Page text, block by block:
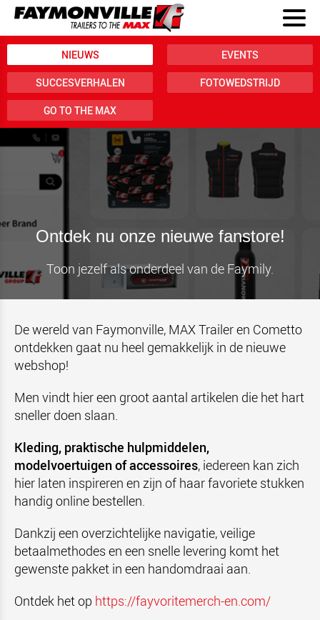
NIEUWS EVENTS
SUCCESVERHALEN FOTOWEDSTRIJD
GO TO THE MAX
Ontdek nu onze nieuwe fanstore!
Toon jezelf als onderdeel van de Faymily.
De wereld van Faymonville, MAX Trailer en Cometto
ontdekken gaat nu heel gemakkelijk in de nieuwe
webshop!
Men vindt hier een groot aantal artikelen die het hart
sneller doen slaan.
Kleding, praktische hulpmiddelen,
modelvoertuigen of accessoires, iedereen kan zich
hier laten inspireren en zijn of haar favoriete stukken
handig online bestellen.
Dankzij een overzichtelijke navigatie, veilige
betaalmethodes en een snelle levering komt het
gewenste pakket in een handomdraai aan.
Ontdek het op https://fayvoritemerch-en.com/